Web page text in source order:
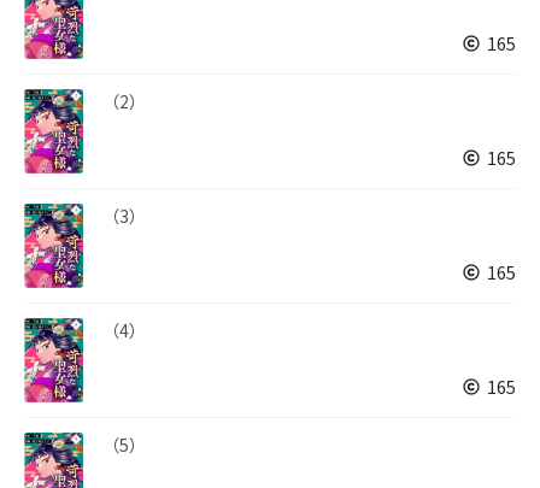
165
（2）
165
（3）
165
（4）
165
（5）